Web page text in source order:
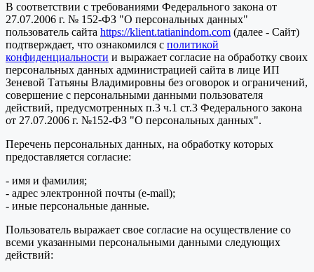
В соответствии с требованиями Федерального закона от
27.07.2006 г. № 152-ФЗ "О персональных данных"
пользователь сайта https://klient.tatianindom.com (далее - Сайт)
подтверждает, что ознакомился с политикой
конфиденциальности и выражает согласие на обработку своих
персональных данных администрацией сайта в лице ИП
Зеневой Татьяны Владимировны без оговорок и ограничений,
совершение с персональными данными пользователя
действий, предусмотренных п.3 ч.1 ст.3 Федерального закона
от 27.07.2006 г. №152-ФЗ "О персональных данных".
Перечень персональных данных, на обработку которых
предоставляется согласие:
- имя и фамилия;
- адрес электронной почты (e-mail);
- иные персональные данные.
Пользователь выражает свое согласие на осуществление со
всеми указанными персональными данными следующих
действий: